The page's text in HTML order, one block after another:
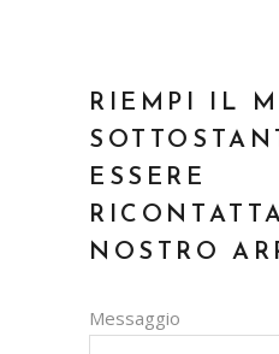
RIEMPI IL
ESSERE
NOSTRO
Messaggio